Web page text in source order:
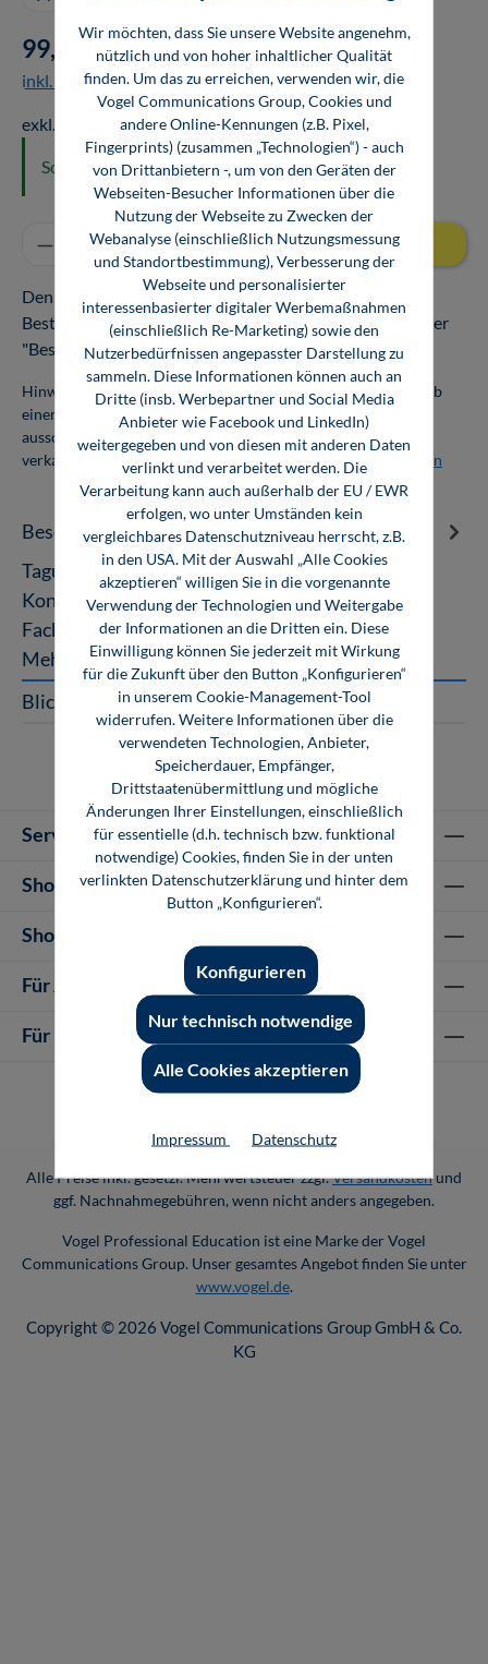
99,00 €*
inkl. MwSt.
exkl. MwSt.: 92,52 €
Sofort verfügbar
Produkt Anzahl: Gib den gewünschten
In den Warenkorb
Den Download oder Online-Zugang finden Sie nach
Bestellabschluss in Ihrem Kundenkonto unter dem Reiter
"Bestellungen".
Hinweis: Als Firmenkunde erhalten Sie einen Mengenrabatt ab
einer Abnahmemenge von 10 Exemplaren. Die Bücher dürfen
ausschließlich für den Eigenbedarf genutzt und nicht weiter
verkauft werden. Weitere Informationen unter
Firmenlizenzen
Beschreibung
Tagungsband Embedded Software Engineering
Kongress 2024 Expertenwissen aus rund 90
Fachvorträgen und Anwendungsberichten Der…
Mehr
Blick ins Buch
Service-Hotline
Shop Informationen
Shop-Service
Für Autor-/innen
Für Unternehmen
Alle Preise inkl. gesetzl. Mehrwertsteuer zzgl.Versandkostenund
ggf. Nachnahmegebühren, wenn nicht anders angegeben.
Vogel Professional Education ist eine Marke der Vogel
Communications Group. Unser gesamtes Angebot finden Sie unter
www.vogel.de.
Copyright © 2026 Vogel Communications Group GmbH & Co.
KG
Wir möchten, dass Sie unsere Website angenehm,
nützlich und von hoher inhaltlicher Qualität
finden. Um das zu erreichen, verwenden wir, die
Vogel Communications Group, Cookies und
andere Online-Kennungen (z.B. Pixel,
Fingerprints) (zusammen „Technologien“) - auch
von Drittanbietern -, um von den Geräten der
Webseiten-Besucher Informationen über die
Nutzung der Webseite zu Zwecken der
Webanalyse (einschließlich Nutzungsmessung
und Standortbestimmung), Verbesserung der
Webseite und personalisierter
interessenbasierter digitaler Werbemaßnahmen
(einschließlich Re-Marketing) sowie den
Nutzerbedürfnissen angepasster Darstellung zu
sammeln. Diese Informationen können auch an
Dritte (insb. Werbepartner und Social Media
Anbieter wie Facebook und LinkedIn)
weitergegeben und von diesen mit anderen Daten
verlinkt und verarbeitet werden. Die
Verarbeitung kann auch außerhalb der EU / EWR
erfolgen, wo unter Umständen kein
vergleichbares Datenschutzniveau herrscht, z.B.
in den USA. Mit der Auswahl „Alle Cookies
akzeptieren“ willigen Sie in die vorgenannte
Verwendung der Technologien und Weitergabe
der Informationen an die Dritten ein. Diese
Einwilligung können Sie jederzeit mit Wirkung
für die Zukunft über den Button „Konfigurieren“
in unserem Cookie-Management-Tool
widerrufen. Weitere Informationen über die
verwendeten Technologien, Anbieter,
Speicherdauer, Empfänger,
Drittstaatenübermittlung und mögliche
Änderungen Ihrer Einstellungen, einschließlich
für essentielle (d.h. technisch bzw. funktional
notwendige) Cookies, finden Sie in der unten
verlinkten Datenschutzerklärung und hinter dem
Button „Konfigurieren“.
Nur technisch notwendige
Konfigurieren
Alle Cookies akzeptieren
Impressum Datenschutz